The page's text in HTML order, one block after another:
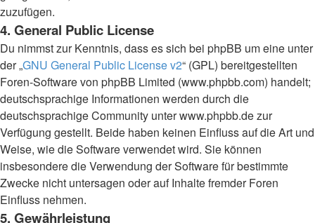
zuzufügen.
4. General Public License
Du nimmst zur Kenntnis, dass es sich bei phpBB um eine unter
der „GNU General Public License v2“ (GPL) bereitgestellten
Foren-Software von phpBB Limited (www.phpbb.com) handelt;
deutschsprachige Informationen werden durch die
deutschsprachige Community unter www.phpbb.de zur
Verfügung gestellt. Beide haben keinen Einfluss auf die Art und
Weise, wie die Software verwendet wird. Sie können
insbesondere die Verwendung der Software für bestimmte
Zwecke nicht untersagen oder auf Inhalte fremder Foren
Einfluss nehmen.
5. Gewährleistung